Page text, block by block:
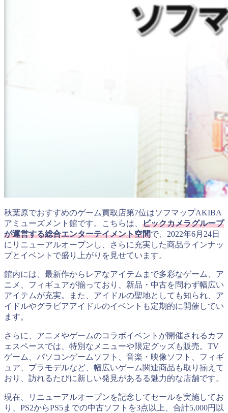
秋葉原でおすすめのゲーム買取店第7位はソフマップAKIBA
アミューズメント館です。こちらは、 ビックカメラグループ
が運営する総合エンターテイメント空間で、2022年6月24日
にリニューアルオープンし、さらに充実した商品ラインナッ
プとイベントで盛り上がりを見せています。
館内には、最新作からレアなアイテムまで多彩なゲーム、ア
ニメ、フィギュアが揃っており、新品・中古を問わず幅広い
アイテムが充実。また、アイドルの聖地としても知られ、ア
イドルやグラビアアイドルのイベントも定期的に開催してい
ます。
さらに、アニメやゲームのコラボイベントが開催されるカフ
ェスペースでは、特別なメニューや限定グッズも販売。TV
ゲーム、パソコンゲームソフト、音楽・映像ソフト、フィギ
ュア、プラモデルなど、幅広いゲーム関連商品も取り揃えて
おり、訪れるたびに新しい発見があるる魅力的な店舗です。
現在、リニューアルオープンを記念してセールを実施してお
り、PS2からPS5までの中古ソフトを3点以上、合計5,000円以